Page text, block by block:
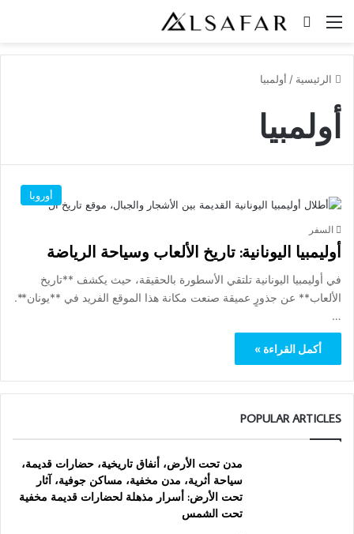
القائمة بحث عن
الرئيسية / أولمبيا
أولمبيا
أوروبا
السفر
أوليمبيا اليونانية: تاريخ الألعاب وسياحة الرياضة
في أوليمبيا اليونانية تلتقي الأسطورة بالحقيقة، حيث يكشف **تاريخ
الألعاب** عن جذورٍ عميقة صنعت مكانة هذا الموقع الفريد في **يونان**.
…
أكمل القراءة »
POPULAR ARTICLES
مدن تحت الأرض، أنفاق تاريخية، حضارات قديمة،
سياحة أثرية، مدن مخفية، مساكن جوفية، آثار
تحت الأرض: أسرار مذهلة لحضارات قديمة مخفية
تحت الشمس